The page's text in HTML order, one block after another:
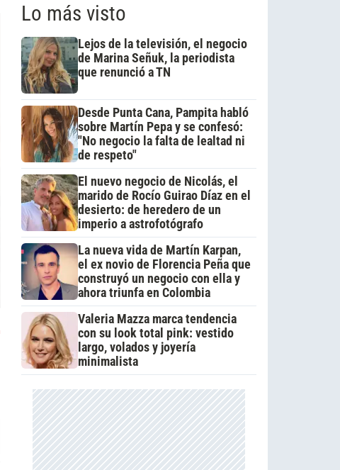
Lo más visto
Lejos de la televisión, el negocio
de Marina Señuk, la periodista
que renunció a TN
Desde Punta Cana, Pampita habló
sobre Martín Pepa y se confesó:
"No negocio la falta de lealtad ni
de respeto"
El nuevo negocio de Nicolás, el
marido de Rocío Guirao Díaz en el
desierto: de heredero de un
imperio a astrofotógrafo
La nueva vida de Martín Karpan,
el ex novio de Florencia Peña que
construyó un negocio con ella y
ahora triunfa en Colombia
Valeria Mazza marca tendencia
con su look total pink: vestido
largo, volados y joyería
minimalista